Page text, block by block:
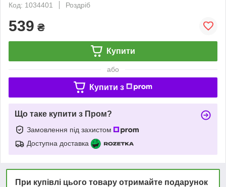
Код: 1034401
Роздріб
539 ₴
Купити
або
Купити з
Що таке купити з Пром?
Замовлення під захистом
Доступна доставка
При купівлі цього товару отримайте подарунок